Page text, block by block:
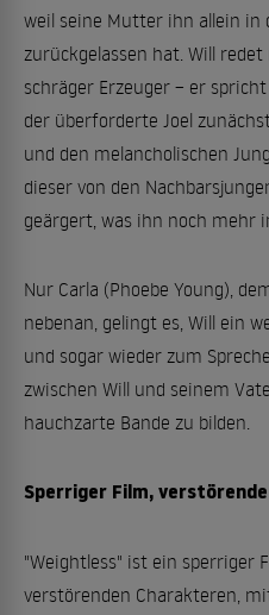
weil seine Mutter ihn allein in
zurückgelassen hat. Will
schräger Erzeuger – er
der überforderte Joel
und den melancholischen
dieser von den
geärgert, was ihn noch mehr
Nur Carla (Phoebe Young),
nebenan, gelingt es, Will ein
und sogar wieder zum
zwischen Will und seinem
hauchzarte Bande zu bilden.
Sperriger Film,
"Weightless" ist ein sperriger
verstörenden Charakteren,